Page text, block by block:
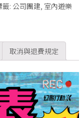
籤: 公司團建 室內遊樂
取消與退費規定